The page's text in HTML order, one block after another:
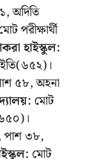
অদিতি
পরীক্ষার্থী
হাইস্কুল:
৫৮, অহনা
মোট
পাশ ৩৮,
মোট